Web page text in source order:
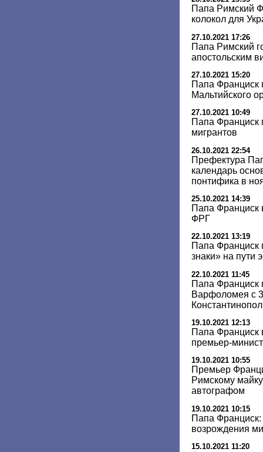
Папа Римский
колокол для
27.10.2021 17:26
Папа Римский
апостольским
27.10.2021 15:20
Папа Франциск
Мальтийского
27.10.2021 10:49
Папа Франциск
мигрантов
26.10.2021 22:54
Префектура
календарь
понтифика в
25.10.2021 14:39
Папа Франциск
ФРГ
22.10.2021 13:19
Папа
знаки» на пути
22.10.2021 11:45
Папа Франциск
Варфоломея с
19.10.2021 12:13
Папа Франциск
премьер-
19.10.2021 10:55
Премьер
Римскому
автографом
19.10.2021 10:15
Папа
возрождения
15.10.2021 11:20